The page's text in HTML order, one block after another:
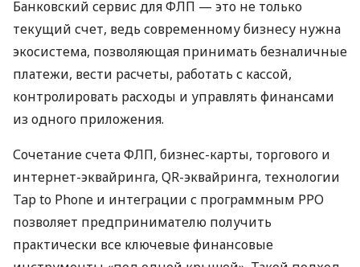
Банковский сервис для ФЛП — это не только
текущий счет, ведь современному бизнесу нужна
экосистема, позволяющая принимать безналичные
платежи, вести расчеты, работать с кассой,
контролировать расходы и управлять финансами
из одного приложения.
Сочетание счета ФЛП, бизнес-карты, торгового и
интернет-эквайринга, QR-эквайринга, технологии
Tap to Phone и интеграции с программным РРО
позволяет предпринимателю получить
практически все ключевые финансовые